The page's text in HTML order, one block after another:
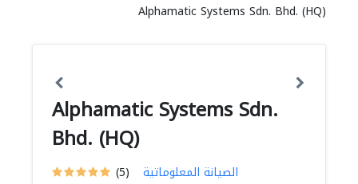
Alphamatic Systems Sdn. Bhd. (HQ)
Alphamatic Systems Sdn.
Bhd. (HQ)
(5) الصيانة المعلوماتية